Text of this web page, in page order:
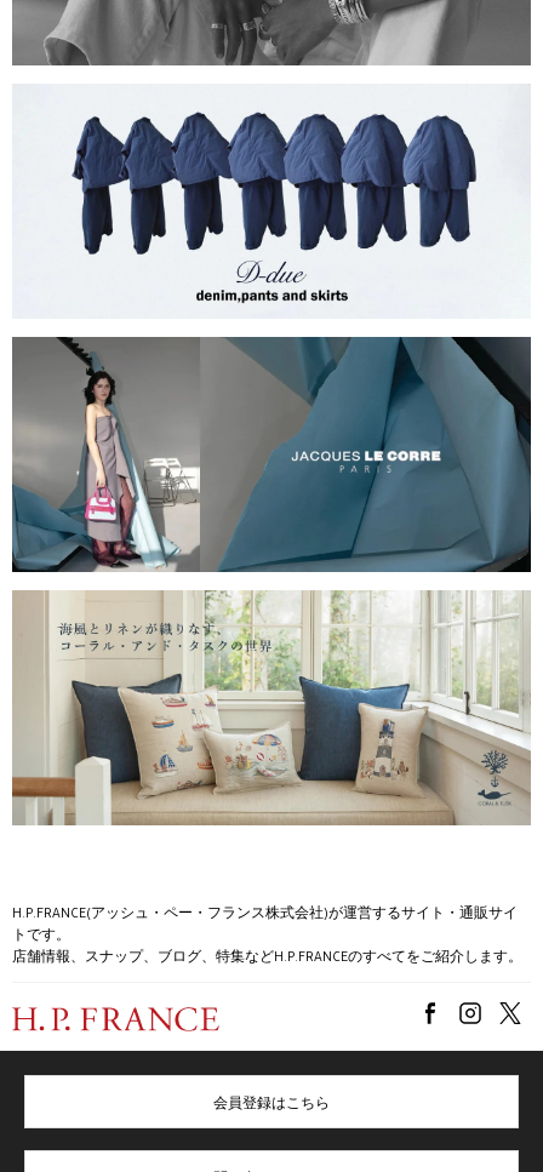
H.P.FRANCE(アッシュ・ペー・フランス株式会社)が運営するサイト・通販サイ
トです。
店舗情報、スナップ、ブログ、特集などH.P.FRANCEのすべてをご紹介します。
会員登録はこちら